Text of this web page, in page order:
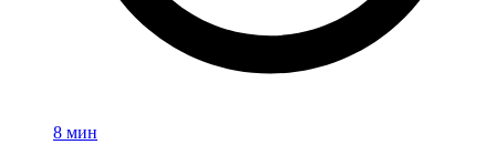
8 мин